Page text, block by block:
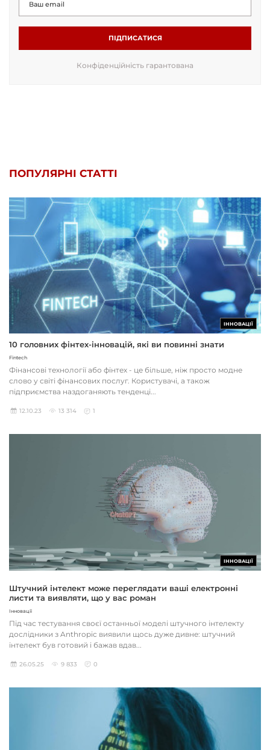
ПІДПИСАТИСЯ
Конфіденційність гарантована
ПОПУЛЯРНІ СТАТТІ
ІННОВАЦІЇ
10 головних фінтех-інновацій, які ви повинні знати
Fintech
Фінансові технології або фінтех - це більше, ніж просто модне
слово у світі фінансових послуг. Користувачі, а також
підприємства наздоганяють тенденці...
12.10.23 13 314 1
ІННОВАЦІЇ
Штучний інтелект може переглядати ваші електронні
листи та виявляти, що у вас роман
Інновації
Під час тестування своєї останньої моделі штучного інтелекту
дослідники з Anthropic виявили щось дуже дивне: штучний
інтелект був готовий і бажав вдав...
26.05.25 9 833 0